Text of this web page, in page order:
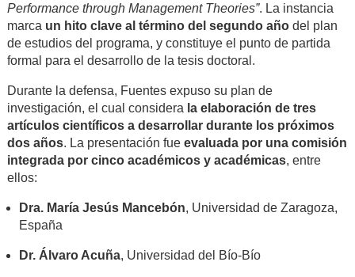
Performance through Management Theories”. La instancia
marca un hito clave al término del segundo añodel plan
de estudios del programa, y constituye el punto de partida
formal para el desarrollo de la tesis doctoral.
Durante la defensa, Fuentes expuso su plan de
investigación, el cual considera la elaboración de tres
artículos científicos a desarrollar durante los próximos
dos años. La presentación fue evaluada por una comisión
integrada por cinco académicos y académicas, entre
ellos:
Dra. María Jesús Mancebón, Universidad de Zaragoza,
España
Dr. Álvaro Acuña, Universidad del Bío-Bío